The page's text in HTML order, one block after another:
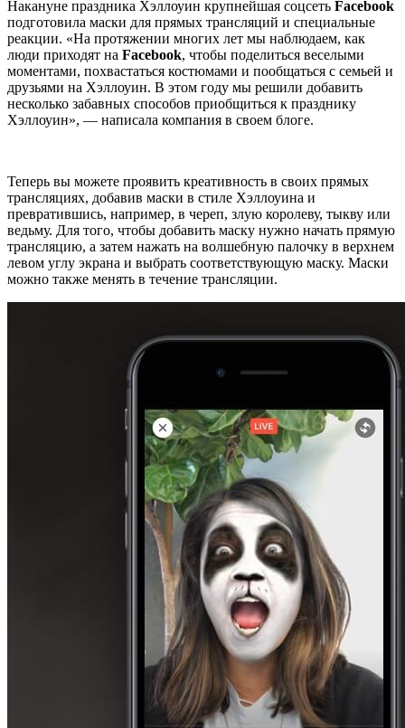
Накануне праздника Хэллоуин крупнейшая соцсеть Facebook
подготовила маски для прямых трансляций и специальные
реакции. «На протяжении многих лет мы наблюдаем, как
люди приходят на Facebook, чтобы поделиться веселыми
моментами, похвастаться костюмами и пообщаться с семьей и
друзьями на Хэллоуин. В этом году мы решили добавить
несколько забавных способов приобщиться к празднику
Хэллоуин», — написала компания в своем блоге.
Теперь вы можете проявить креативность в своих прямых
трансляциях, добавив маски в стиле Хэллоуина и
превратившись, например, в череп, злую королеву, тыкву или
ведьму. Для того, чтобы добавить маску нужно начать прямую
трансляцию, а затем нажать на волшебную палочку в верхнем
левом углу экрана и выбрать соответствующую маску. Маски
можно также менять в течение трансляции.